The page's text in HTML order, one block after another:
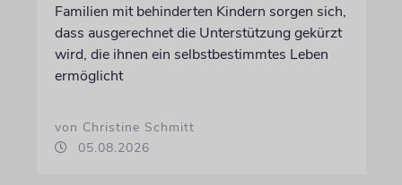
Familien mit behinderten Kindern sorgen sich,
dass ausgerechnet die Unterstützung gekürzt
wird, die ihnen ein selbstbestimmtes Leben
ermöglicht
von Christine Schmitt
05.08.2026